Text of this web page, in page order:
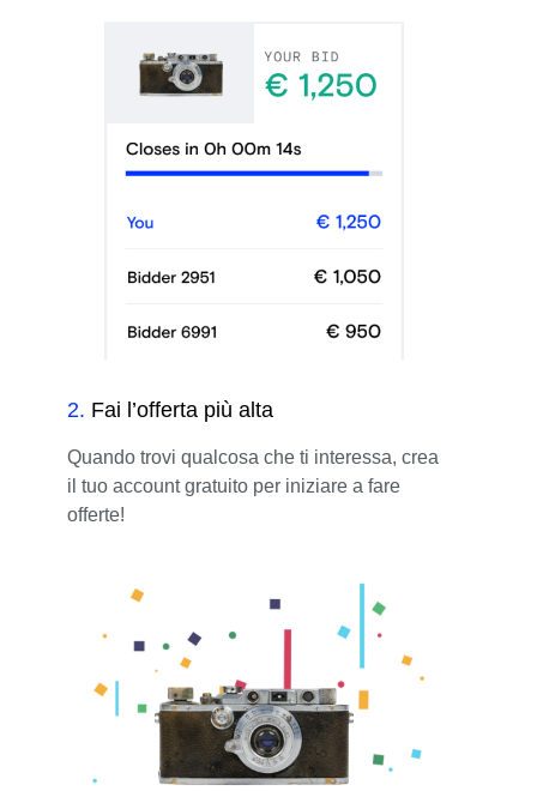
2. Fai l’offerta più alta
Quando trovi qualcosa che ti interessa, crea
il tuo account gratuito per iniziare a fare
offerte!